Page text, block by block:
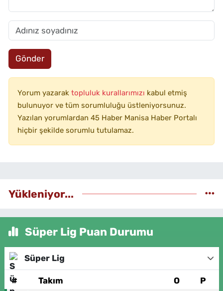
Gönder
Yorum yazarak topluluk kurallarımızı kabul etmiş
bulunuyor ve tüm sorumluluğu üstleniyorsunuz.
Yazılan yorumlardan 45 Haber Manisa Haber Portalı
hiçbir şekilde sorumlu tutulamaz.
Yükleniyor...
Süper Lig Puan Durumu
Süper Lig
# Takım O P